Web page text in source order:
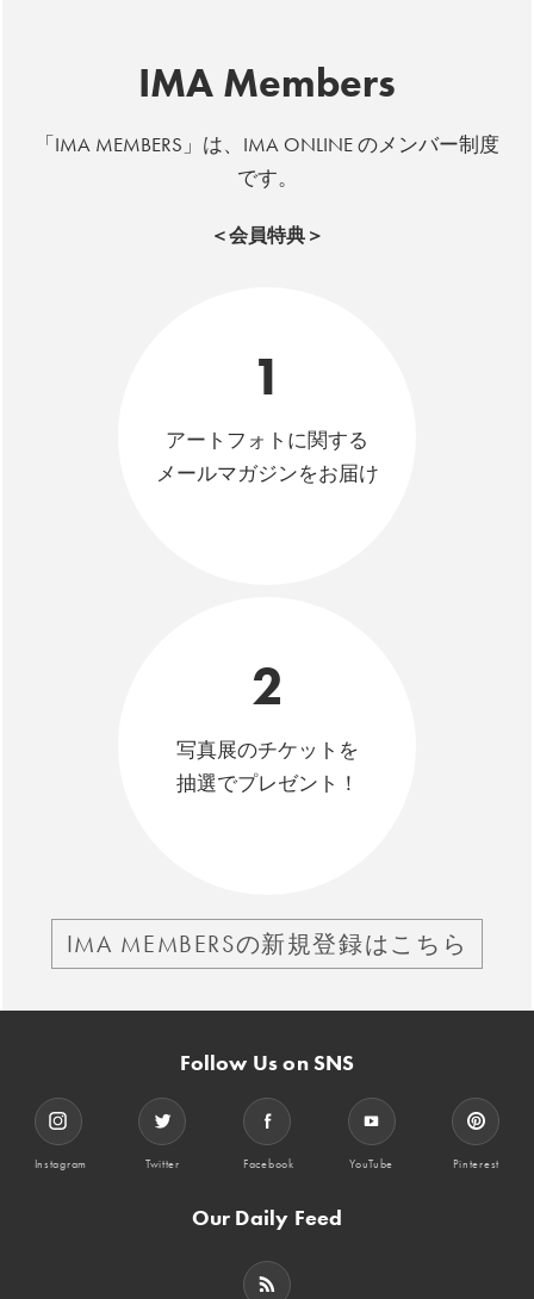
IMA Members
「IMA MEMBERS」は、IMA ONLINE のメンバー制度
です。
＜会員特典＞
1
アートフォトに関する
メールマガジンをお届け
2
写真展のチケットを
抽選でプレゼント！
IMA MEMBERSの新規登録はこちら
Follow Us on SNS
Instagram Twitter Facebook YouTube Pinterest
Our Daily Feed